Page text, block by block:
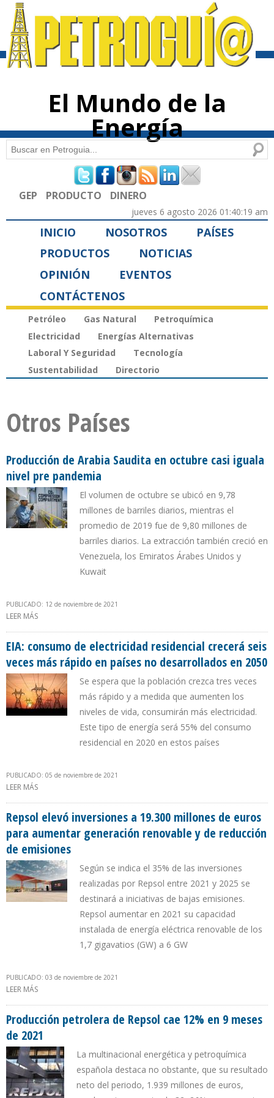
contenido
El Mundo de la
Energía
Formulario de búsqueda
Buscar
GEP PRODUCTO DINERO
jueves 6 agosto 2026 01:40:19 am
INICIO NOSOTROS
PAÍSES
PRODUCTOS
NOTICIAS
OPINIÓN
EVENTOS
CONTÁCTENOS
Petróleo Gas Natural
Petroquímica
Electricidad
Energías Alternativas
Laboral Y Seguridad
Tecnología
Sustentabilidad
Directorio
Otros Países
Producción de Arabia Saudita en octubre casi iguala
nivel pre pandemia
El volumen de octubre se ubicó en 9,78
millones de barriles diarios, mientras el
promedio de 2019 fue de 9,80 millones de
barriles diarios. La extracción también creció en
Venezuela, los Emiratos Árabes Unidos y
Kuwait
PUBLICADO: 12 de noviembre de 2021
LEER MÁS
EIA: consumo de electricidad residencial crecerá seis
veces más rápido en países no desarrollados en 2050
Se espera que la población crezca tres veces
más rápido y a medida que aumenten los
niveles de vida, consumirán más electricidad.
Este tipo de energía será 55% del consumo
residencial en 2020 en estos países
PUBLICADO: 05 de noviembre de 2021
LEER MÁS
Repsol elevó inversiones a 19.300 millones de euros
para aumentar generación renovable y de reducción
de emisiones
Según se indica el 35% de las inversiones
realizadas por Repsol entre 2021 y 2025 se
destinará a iniciativas de bajas emisiones.
Repsol aumentar en 2021 su capacidad
instalada de energía eléctrica renovable de los
1,7 gigavatios (GW) a 6 GW
PUBLICADO: 03 de noviembre de 2021
LEER MÁS
EMISIONES
Producción petrolera de Repsol cae 12% en 9 meses
de 2021
La multinacional energética y petroquímica
española destaca no obstante, que su resultado
neto del periodo, 1.939 millones de euros,